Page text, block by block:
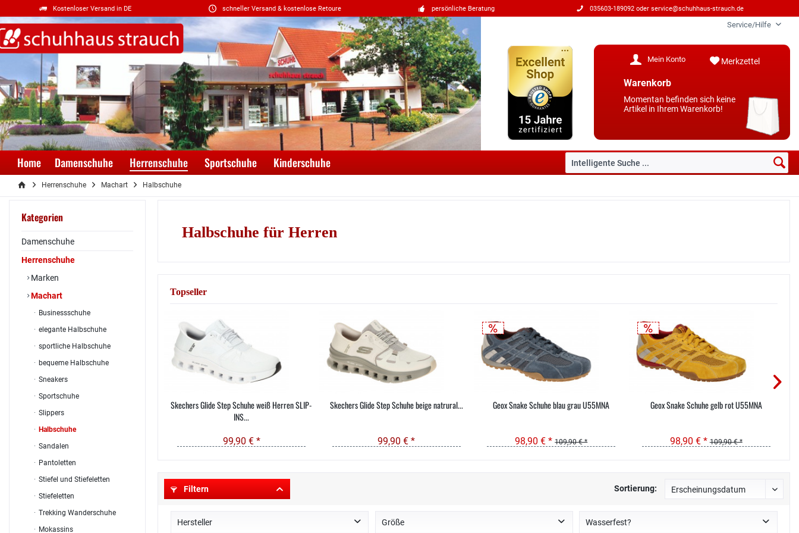
Kostenloser Versand in DE schneller Versand & kostenlose Retoure persönliche Beratung 035603-189092 oder service@schuhhaus-strauch.de
Service/Hilfe
Merkzettel
Mein Konto
Warenkorb
Momentan befinden sich keine
Artikel in Ihrem Warenkorb!
Home Damenschuhe Herrenschuhe Sportschuhe Kinderschuhe
Herrenschuhe Machart Halbschuhe
Kategorien
Damenschuhe
Herrenschuhe
Marken
Machart
Businessschuhe
elegante Halbschuhe
sportliche Halbschuhe
bequeme Halbschuhe
Sneakers
Sportschuhe
Slippers
Halbschuhe
Sandalen
Pantoletten
Stiefel und Stiefeletten
Stiefeletten
Trekking Wanderschuhe
Mokassins
Halbschuhe für Herren
Topseller
Skechers Glide Step Schuhe weiß Herren SLIP-
INS...
99,90 € *
Skechers Glide Step Schuhe beige natrural...
99,90 € *
Geox Snake Schuhe blau grau U55MNA
98,90 € * 109,90 € *
Geox Snake Schuhe gelb rot U55MNA
98,90 € * 109,90 € *
Filtern Sortierung:
Hersteller Größe Wasserfest?